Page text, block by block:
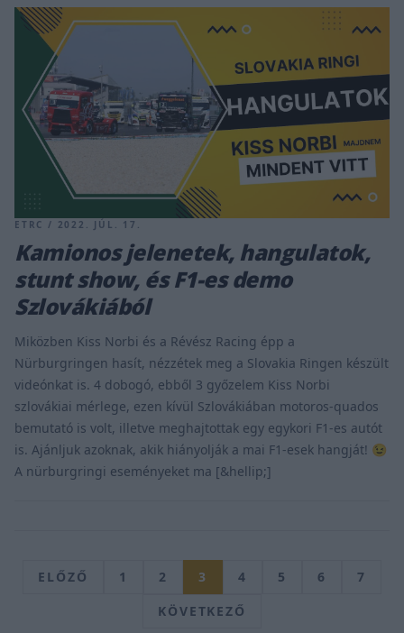
ETRC / 2022. JÚL. 17.
Kamionos jelenetek, hangulatok,
stunt show, és F1-es demo
Szlovákiából
Miközben Kiss Norbi és a Révész Racing épp a
Nürburgringen hasít, nézzétek meg a Slovakia Ringen készült
videónkat is. 4 dobogó, ebből 3 győzelem Kiss Norbi
szlovákiai mérlege, ezen kívül Szlovákiában motoros-quados
bemutató is volt, illetve meghajtottak egy egykori F1-es autót
is. Ajánljuk azoknak, akik hiányolják a mai F1-esek hangját! 😉
A nürburgringi eseményeket ma [&hellip;]
ELŐZŐ 1 2 3 4 5 6
7
KÖVETKEZŐ